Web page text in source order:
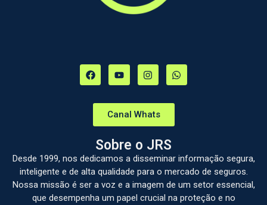
Canal Whats
Sobre o JRS
Desde 1999, nos dedicamos a disseminar informação segura,
inteligente e de alta qualidade para o mercado de seguros.
Nossa missão é ser a voz e a imagem de um setor essencial,
que desempenha um papel crucial na proteção e no